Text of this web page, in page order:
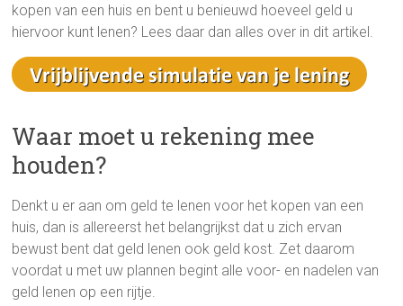
kopen van een huis en bent u benieuwd hoeveel geld u
hiervoor kunt lenen? Lees daar dan alles over in dit artikel.
Waar moet u rekening mee
houden?
Denkt u er aan om geld te lenen voor het kopen van een
huis, dan is allereerst het belangrijkst dat u zich ervan
bewust bent dat geld lenen ook geld kost. Zet daarom
voordat u met uw plannen begint alle voor- en nadelen van
geld lenen op een rijtje.